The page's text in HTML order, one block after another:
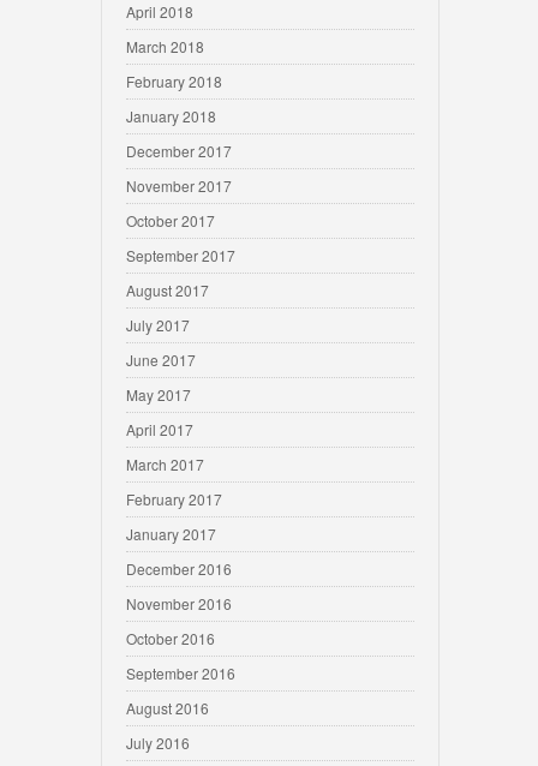
April 2018
March 2018
February 2018
January 2018
December 2017
November 2017
October 2017
September 2017
August 2017
July 2017
June 2017
May 2017
April 2017
March 2017
February 2017
January 2017
December 2016
November 2016
October 2016
September 2016
August 2016
July 2016